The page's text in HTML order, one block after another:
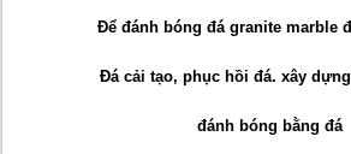
Để đánh bóng đá granite marble
Đá cải tạo, phục hồi đá. xây
đánh bóng bằng đá